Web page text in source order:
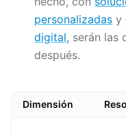
personalizadas y
digital, serán las
después.
Dimensión